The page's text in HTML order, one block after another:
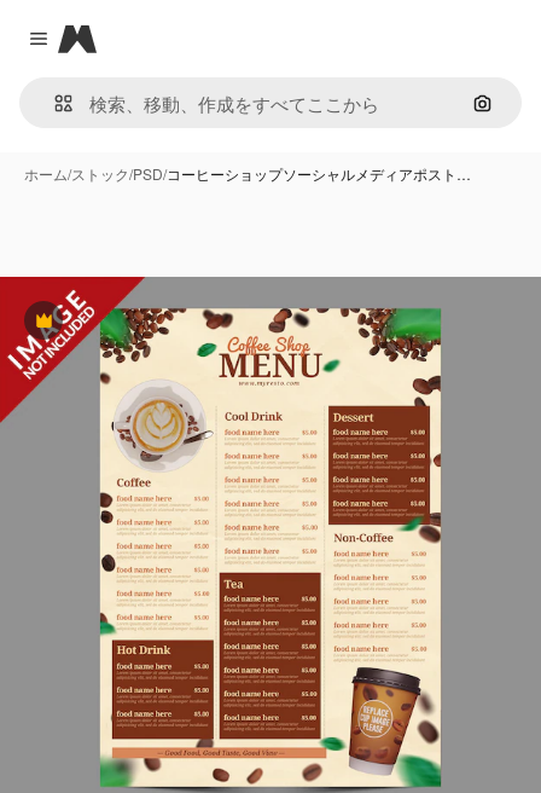
Close menu
Magnific
画像で
ホーム/ストック/PSD/コーヒーショップソーシャルメディアポスト…
Premium